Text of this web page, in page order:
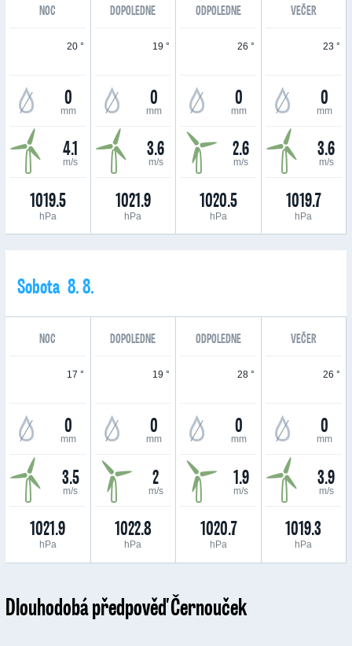
NOC DOPOLEDNE ODPOLEDNE VEČER
20 °
0
mm
4.1
m/s
1019.5
hPa
19 °
0
mm
3.6
m/s
1021.9
hPa
26 °
0
mm
2.6
m/s
1020.5
hPa
23 °
0
mm
3.6
m/s
1019.7
hPa
Sobota 8. 8.
NOC DOPOLEDNE ODPOLEDNE VEČER
17 °
0
mm
3.5
m/s
1021.9
hPa
19 °
0
mm
2
m/s
1022.8
hPa
28 °
0
mm
1.9
m/s
1020.7
hPa
26 °
0
mm
3.9
m/s
1019.3
hPa
Dlouhodobá předpověď Černouček